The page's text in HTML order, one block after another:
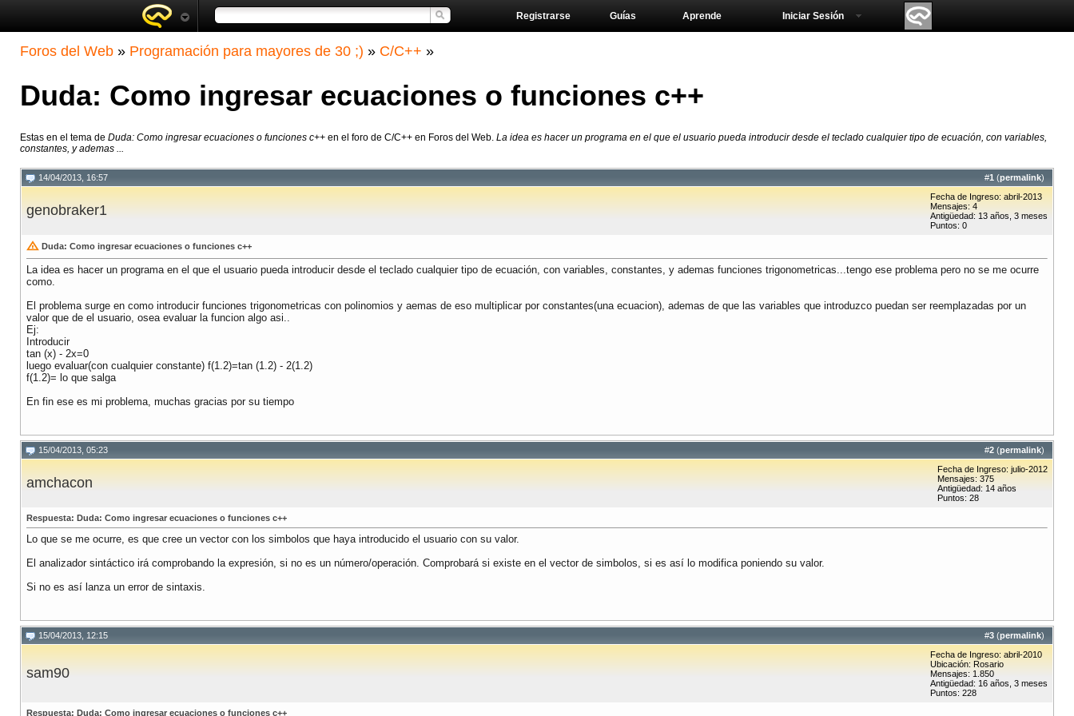
Aprende
Guías
Registrarse Iniciar Sesión
Foros del Web » Programación para mayores de 30 ;) » C/C++ »
Duda: Como ingresar ecuaciones o funciones c++
Estas en el tema de Duda: Como ingresar ecuaciones o funciones c++ en el foro de C/C++ en Foros del Web. La idea es hacer un programa en el que el usuario pueda introducir desde el teclado cualquier tipo de ecuación, con variables,
constantes, y ademas ...
#1 (permalink)
14/04/2013, 16:57
genobraker1
Fecha de Ingreso: abril-2013
Mensajes: 4
Antigüedad: 13 años, 3 meses
Puntos: 0
Duda: Como ingresar ecuaciones o funciones c++
La idea es hacer un programa en el que el usuario pueda introducir desde el teclado cualquier tipo de ecuación, con variables, constantes, y ademas funciones trigonometricas...tengo ese problema pero no se me ocurre
como.
El problema surge en como introducir funciones trigonometricas con polinomios y aemas de eso multiplicar por constantes(una ecuacion), ademas de que las variables que introduzco puedan ser reemplazadas por un
valor que de el usuario, osea evaluar la funcion algo asi..
Ej:
Introducir
tan (x) - 2x=0
luego evaluar(con cualquier constante) f(1.2)=tan (1.2) - 2(1.2)
f(1.2)= lo que salga
En fin ese es mi problema, muchas gracias por su tiempo
#2 (permalink)
15/04/2013, 05:23
amchacon
Fecha de Ingreso: julio-2012
Mensajes: 375
Antigüedad: 14 años
Puntos: 28
Respuesta: Duda: Como ingresar ecuaciones o funciones c++
Lo que se me ocurre, es que cree un vector con los simbolos que haya introducido el usuario con su valor.
El analizador sintáctico irá comprobando la expresión, si no es un número/operación. Comprobará si existe en el vector de simbolos, si es así lo modifica poniendo su valor.
Si no es así lanza un error de sintaxis.
#3 (permalink)
15/04/2013, 12:15
sam90
Fecha de Ingreso: abril-2010
Ubicación: Rosario
Mensajes: 1.850
Antigüedad: 16 años, 3 meses
Puntos: 228
Respuesta: Duda: Como ingresar ecuaciones o funciones c++